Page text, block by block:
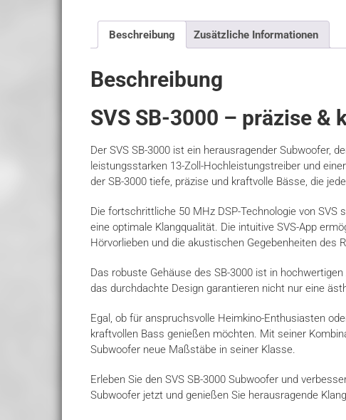
Beschreibung Zusätzliche Informationen
Beschreibung
SVS SB-3000 – präzise
Der SVS SB-3000 ist ein herausragender Subwoofer,
leistungsstarken 13-Zoll-Hochleistungstreiber und
der SB-3000 tiefe, präzise und kraftvolle Bässe, die
Die fortschrittliche 50 MHz DSP-Technologie von
eine optimale Klangqualität. Die intuitive SVS-App
Hörvorlieben und die akustischen Gegebenheiten des
Das robuste Gehäuse des SB-3000 ist in
das durchdachte Design garantieren nicht nur eine
Egal, ob für anspruchsvolle Heimkino-Enthusiasten
kraftvollen Bass genießen möchten. Mit seiner
Subwoofer neue Maßstäbe in seiner Klasse.
Erleben Sie den SVS SB-3000 Subwoofer und
Subwoofer jetzt und genießen Sie herausragende